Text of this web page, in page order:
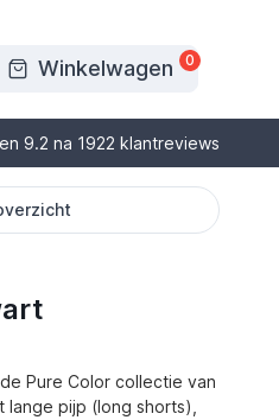
Winkelwagen 0
9.2 na 1922 klantreviews
Pure Color collectie van
pijp (long shorts),